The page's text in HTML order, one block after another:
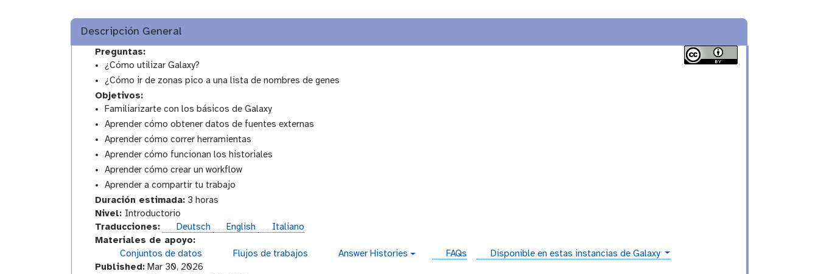
Descripción General
Preguntas:
¿Cómo utilizar Galaxy?
¿Cómo ir de zonas pico a una lista de nombres de genes
Objetivos:
Familiarizarte con los básicos de Galaxy
Aprender cómo obtener datos de fuentes externas
Aprender cómo correr herramientas
Aprender cómo funcionan los historiales
Aprender cómo crear un workflow
Aprender a compartir tu trabajo
Duración estimada:3 horas
Nivel: Introductorio
n
t
r
o
Traducciones: Deutsch English
Italiano
Materiales de apoyo:
Conjuntos de datos
Flujos de trabajos Answer Histories FAQs instances
Disponible en estas instancias de Galaxy
Published:Mar 30, 2026